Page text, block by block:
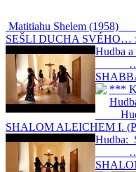
Matitiahu
SEŠLI DUCHA SVÉHO… :
…
*** K
SHALOM ALEICHEM I.
…